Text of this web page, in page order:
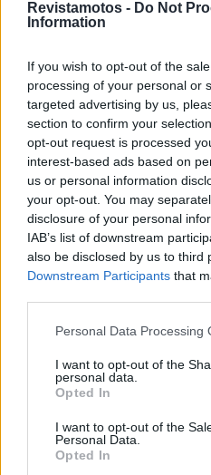
Revistamotos - Do Not
Information
If you wish to opt-out of the
processing of your personal or
targeted advertising by us,
section to confirm your
opt-out request is processed
interest-based ads based on
us or personal information
your opt-out. You may
disclosure of your personal
IAB’s list of downstream
also be disclosed by us to third
Downstream Participants that
Personal Data Processing
I want to opt-out of the
personal data.
Opted In
I want to opt-out of the
Personal Data.
Opted In
branco, exterior 100% em
pouquinho maiores em
os vários ajustamentos (na
botas) são muito úteis, mas
tamanhos. Eu optei pelo L,
XXL. Nada como
Inclui, naturalmente, o
união com o blusão.
funciona lindamente.
Vem com proteções
as ancas, sendo que estas
os movimentos, mas em
colocar à prova.
esta indicação na etiqueta,
esquecer de ler) e foram